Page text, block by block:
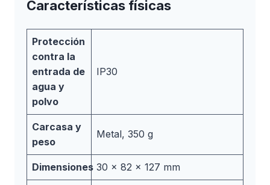
Características físicas
Protección
contra la
entrada de
agua y
polvo
IP30
Carcasa y
peso
Metal, 350 g
Dimensiones 30 x 82 x 127 mm